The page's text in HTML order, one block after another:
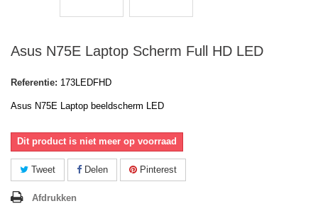
Asus N75E Laptop Scherm Full HD LED
Referentie: 173LEDFHD
Asus N75E Laptop beeldscherm LED
Dit product is niet meer op voorraad
Tweet Delen Pinterest
Afdrukken